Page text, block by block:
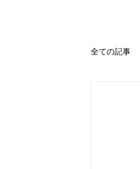
全ての記事